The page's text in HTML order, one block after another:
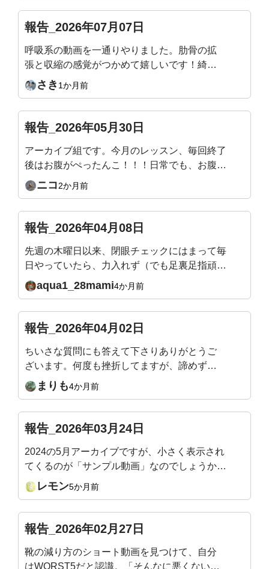
報告_2026年07月07日
呼吸系の動画を一通りやりました。肋骨の拡
張と収縮の感覚がつかめて嬉しいです！綺麗
な姿勢になることが目的で入会したのでまだ
まだ継続頑張ります！
さき 1か月前
報告_2026年05月30日
アーカイブ組です。今月のレッスン、毎回終了
後はお腹がぺったんこ！！！日常でも、お腹の
感覚がわかるようになってきて嬉しいです。来
月のテーマもすごく楽しみです！
ニコ2か月前
報告_2026年04月08日
先週の木曜日以来、閉眼チェックにはまって毎
日やっていたら、力入れず（でも足裏足指頑張
る）立てるようになりました。頭の位置は？ス
ウェイバックになってない？とか確認しなが
始めて、ライブレッスンの度にカラダの気づき
があり、体力もついてきて嬉しい限りです。明
日も楽しみです。どうぞよろしくお願いいたし
ます🙇
aqua1_28mami4か月前
報告_2026年04月02日
ちいさな質問にも答えて下さりありがとうご
ざいます。何度も挫折してますが、諦めず自
分と向き合っています。お人柄もお手本です
🍀
まりも4か月前
報告_2026年03月24日
2024の5月アーカイブですが、小さく表示され
てくるのが「サンプル動画」なのでしょうか？
最近、アーカイブをBGM？のように、よく見
（聴い）ています。あぁそういうことか、、後
間を楽しんでいます。
レモン5か月前
報告_2026年02月27日
靴の減り方のショート動画を見つけて、自分
はWORST5だと認識。「そんなに悪くない」